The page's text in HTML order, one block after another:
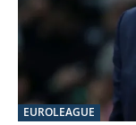
EUROLEAGUE